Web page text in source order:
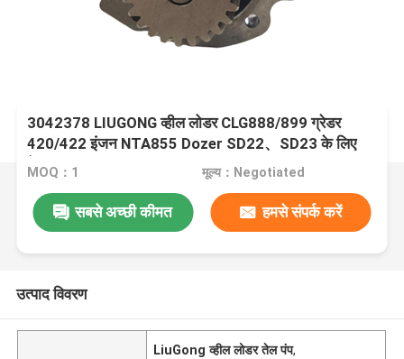
3042378 LIUGONG व्हील लोडर CLG888/899 ग्रेडर
420/422 इंजन NTA855 Dozer SD22、SD23 के लिए
तेल पंप
MOQ：1 मूल्य：Negotiated
सबसे अच्छी कीमत हमसे संपर्क करें
उत्पाद विवरण
LiuGong व्हील लोडर तेल पंप,